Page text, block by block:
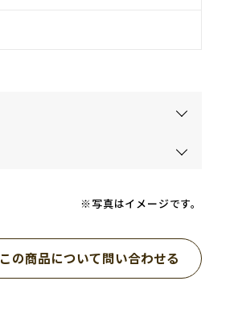
※写真はイメージです。
この商品について問い合わせる